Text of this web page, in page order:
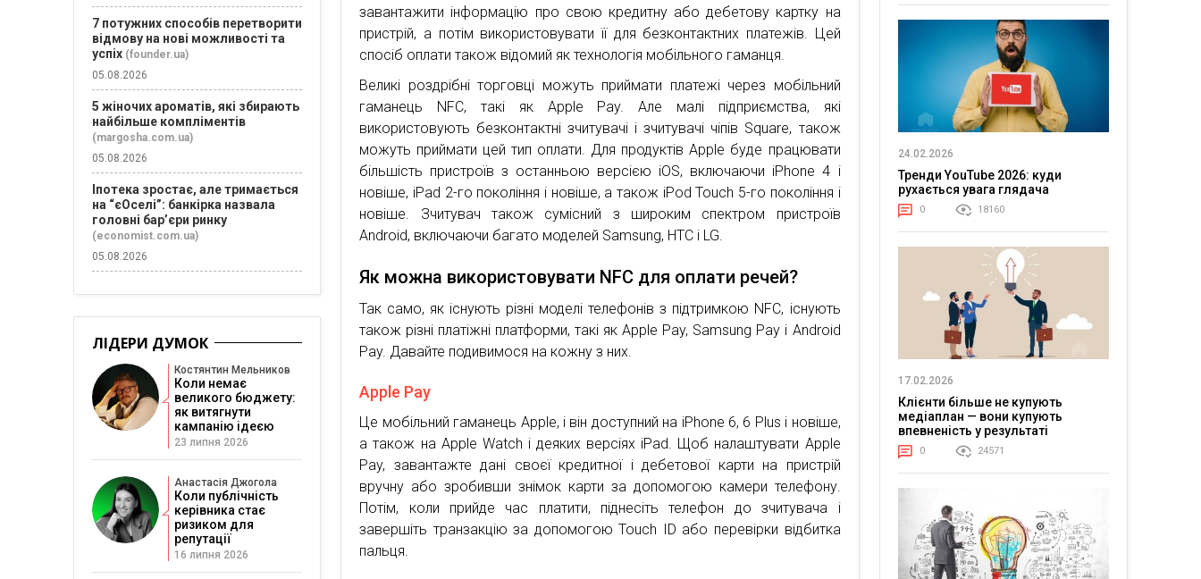
завантажити інформацію про свою кредитну або дебетову картку на
пристрій, а потім використовувати її для безконтактних платежів. Цей
спосіб оплати також відомий як технологія мобільного гаманця.
Великі роздрібні торговці можуть приймати платежі через мобільний
гаманець NFC, такі як Apple Pay. Але малі підприємства, які
використовують безконтактні зчитувачі і зчитувачі чіпів Square, також
можуть приймати цей тип оплати. Для продуктів Apple буде працювати
більшість пристроїв з останньою версією iOS, включаючи iPhone 4 і
новіше, iPad 2-го покоління і новіше, а також iPod Touch 5-го покоління і
новіше. Зчитувач також сумісний з широким спектром пристроїв
Android, включаючи багато моделей Samsung, HTC і LG.
Як можна використовувати NFC для оплати речей?
Так само, як існують різні моделі телефонів з підтримкою NFC, існують
також різні платіжні платформи, такі як Apple Pay, Samsung Pay і Android
Pay. Давайте подивимося на кожну з них.
Apple Pay
Це мобільний гаманець Apple, і він доступний на iPhone 6, 6 Plus і новіше,
а також на Apple Watch і деяких версіях iPad. Щоб налаштувати Apple
Pay, завантажте дані своєї кредитної і дебетової карти на пристрій
вручну або зробивши знімок карти за допомогою камери телефону.
Потім, коли прийде час платити, піднесіть телефон до зчитувача і
завершіть транзакцію за допомогою Touch ID або перевірки відбитка
пальця.
7 потужних способів перетворити
відмову на нові можливості та
успіх (founder.ua)
05.08.2026
5 жіночих ароматів, які збирають
найбільше компліментів
(margosha.com.ua)
05.08.2026
Іпотека зростає, але тримається
на “єОселі”: банкірка назвала
головні бар’єри ринку
(economist.com.ua)
05.08.2026
ЛІДЕРИ ДУМОК
Костянтин Мельников
Коли немає
великого бюджету:
як витягнути
кампанію ідеєю
23 липня 2026
Анастасія Джогола
Коли публічність
керівника стає
ризиком для
репутації
16 липня 2026
24.02.2026
Тренди YouTube 2026: куди
рухається увага глядача
0 18160
17.02.2026
Клієнти більше не купують
медіаплан — вони купують
впевненість у результаті
0 24571